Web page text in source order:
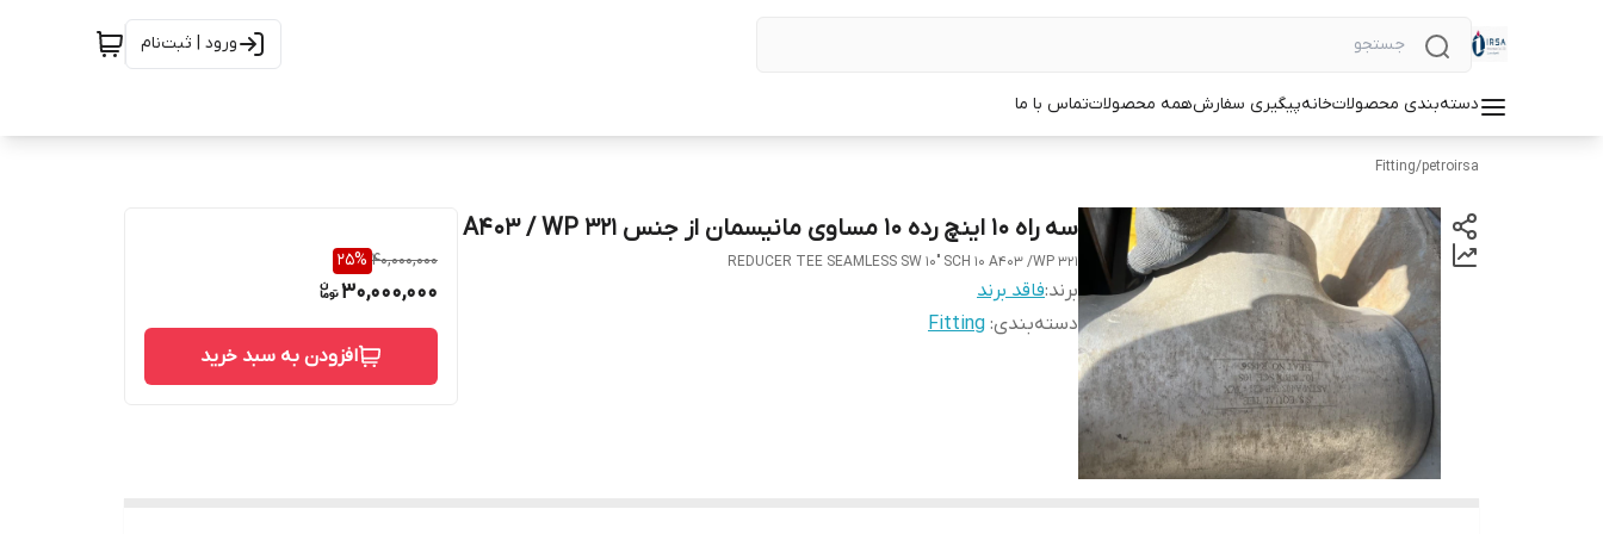
ورود | ثبت‌نام
دسته‌بندی محصولاتخانهپیگیری سفارشهمه محصولاتتماس با ما
petroirsa
/
Fitting
سه راه 10 اینچ رده 10 مساوی مانیسمان از جنس A403 / WP 321
REDUCER TEE SEAMLESS SW 10" SCH 10 A403 /WP 321
برند:فاقد برند
دسته‌بندی:
Fitting
40,000,000
25%
30,000,000
افزودن به سبد خرید